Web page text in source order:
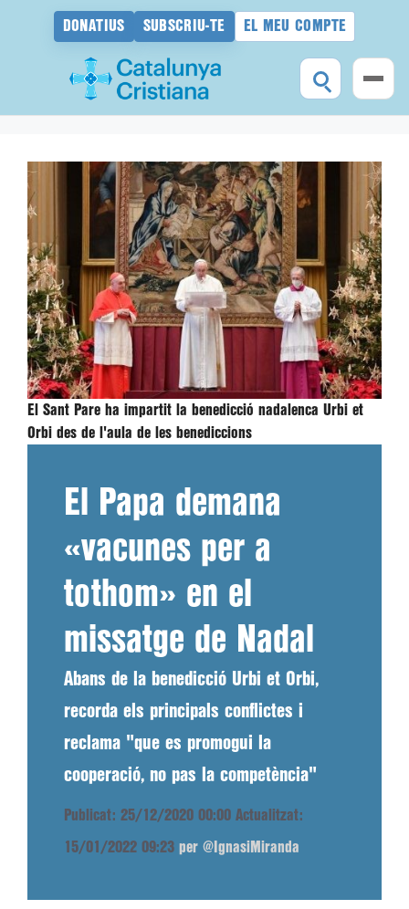
DONATIUS SUBSCRIU-TE EL MEU COMPTE
contingut
El Sant Pare ha impartit la benedicció nadalenca Urbi et
Orbi des de l'aula de les benediccions
El Papa demana
«vacunes per a
tothom» en el
missatge de Nadal
Abans de la benedicció Urbi et Orbi,
recorda els principals conflictes i
reclama "que es promogui la
cooperació, no pas la competència"
Publicat: 25/12/2020 00:00 Actualitzat:
15/01/2022 09:23 per @IgnasiMiranda